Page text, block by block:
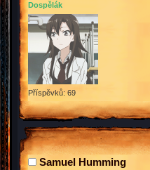
Dospělák
Příspěvků: 69
Samuel Humming